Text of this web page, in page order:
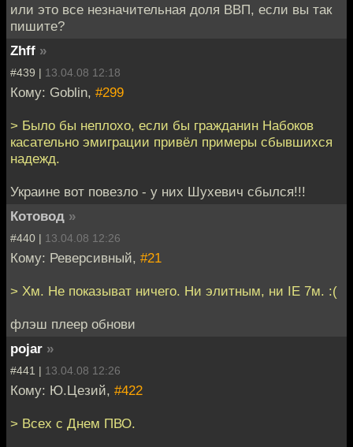
или это все незначительная доля ВВП, если вы так
пишите?
Zhff »
#439 | 13.04.08 12:18
Кому: Goblin, #299
> Было бы неплохо, если бы гражданин Набоков
касательно эмиграции привёл примеры сбывшихся
надежд.
Украине вот повезло - у них Шухевич сбылся!!!
Котовод »
#440 | 13.04.08 12:26
Кому: Реверсивный, #21
> Хм. Не показыват ничего. Ни элитным, ни IE 7м. :(
флэш плеер обнови
pojar »
#441 | 13.04.08 12:26
Кому: Ю.Цезий, #422
> Всех с Днем ПВО.